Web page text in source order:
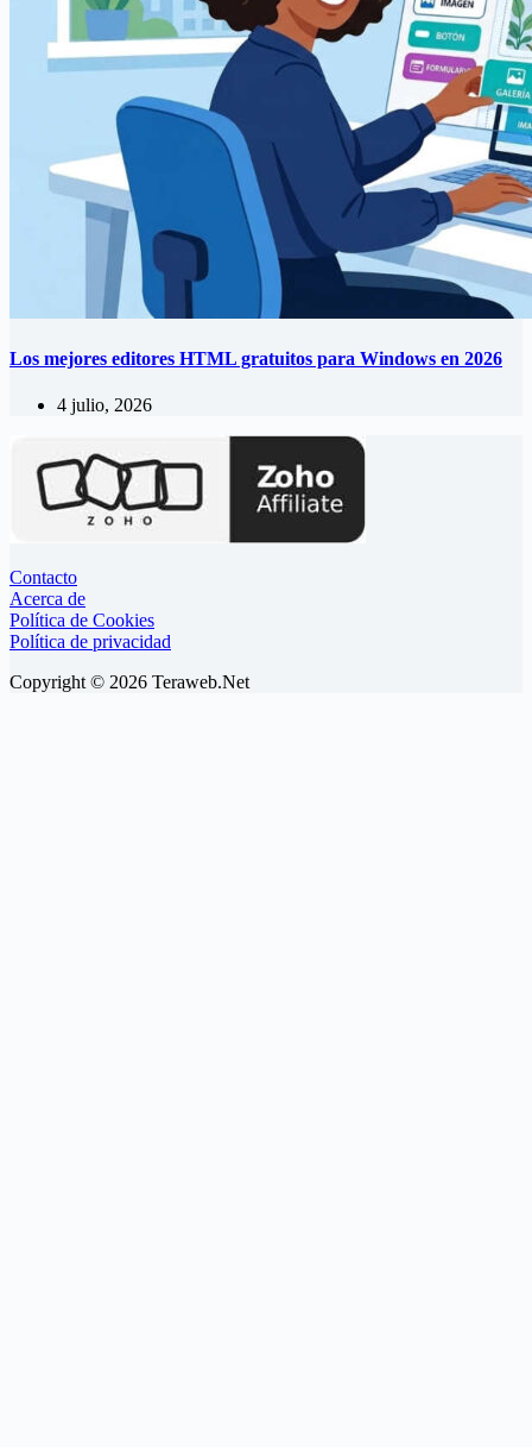
Los mejores editores HTML gratuitos para Windows en 2026
4 julio, 2026
Contacto
Acerca de
Política de Cookies
Política de privacidad
Copyright © 2026 Teraweb.Net